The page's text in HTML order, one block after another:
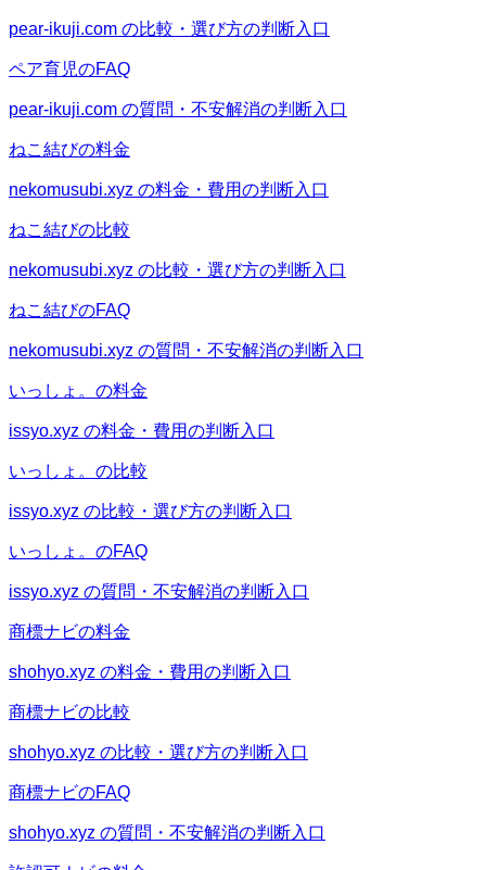
pear-ikuji.com の比較・選び方の判断入口
ペア育児のFAQ
pear-ikuji.com の質問・不安解消の判断入口
ねこ結びの料金
nekomusubi.xyz の料金・費用の判断入口
ねこ結びの比較
nekomusubi.xyz の比較・選び方の判断入口
ねこ結びのFAQ
nekomusubi.xyz の質問・不安解消の判断入口
いっしょ。の料金
issyo.xyz の料金・費用の判断入口
いっしょ。の比較
issyo.xyz の比較・選び方の判断入口
いっしょ。のFAQ
issyo.xyz の質問・不安解消の判断入口
商標ナビの料金
shohyo.xyz の料金・費用の判断入口
商標ナビの比較
shohyo.xyz の比較・選び方の判断入口
商標ナビのFAQ
shohyo.xyz の質問・不安解消の判断入口